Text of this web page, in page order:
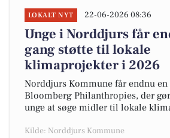
LOKALT NYT 22-06-2026 08:36
Unge i Norddjurs får
gang støtte til lokale
klimaprojekter i 2026
Norddjurs Kommune får endnu
Bloomberg Philanthropies, der
unge at søge midler til lokale
Kilde: Norddjurs Kommune